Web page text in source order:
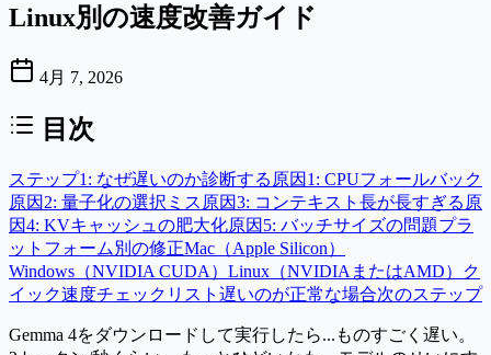
Linux別の速度改善ガイド
4月 7, 2026
目次
ステップ1: なぜ遅いのか診断する 原因1: CPUフォールバック
原因2: 量子化の選択ミス 原因3: コンテキスト長が長すぎる 原
因4: KVキャッシュの肥大化原因5: バッチサイズの問題プラ
ットフォーム別の修正Mac（Apple Silicon）
Windows（NVIDIA CUDA） Linux（NVIDIAまたはAMD）
ク
イック速度チェックリスト 遅いのが正常な場合次のステップ
Gemma 4をダウンロードして実行したら...ものすごく遅い。